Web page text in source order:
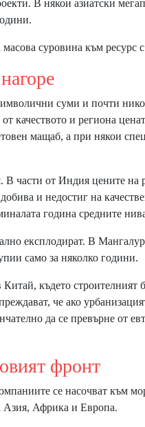
В някои азиатски
суровина към ресурс
суми и почти
качеството и региона
мащаб, а при някои
В части от Индия цените
и недостиг на
година средните
експлодират. В
само за няколко години.
където строителният
че ако
да се превърне от
фронт
се насочват към
Азия, Африка и Европа.